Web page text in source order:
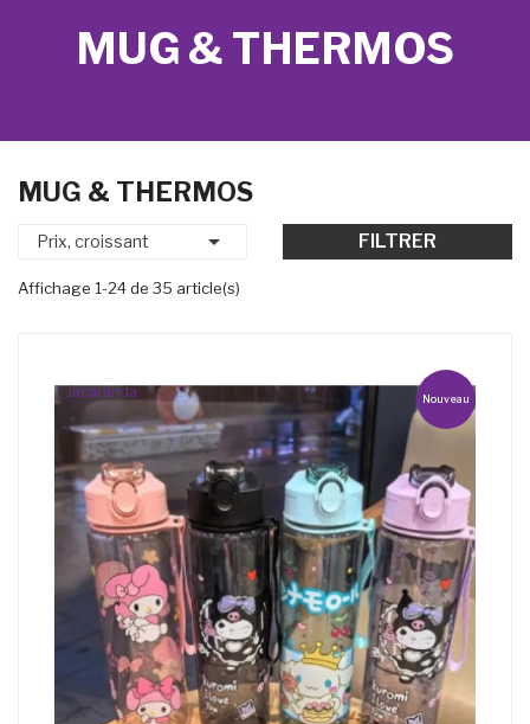
MUG & THERMOS
MUG & THERMOS
Prix, croissant  FILTRER
Affichage 1-24 de 35 article(s)
Nouveau
Jacaranda